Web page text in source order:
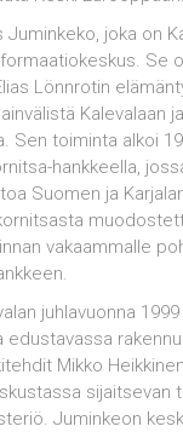
joka on
Se
Lönnrotin
Kalevalaan
Sen toiminta alkoi
hankkeella,
Suomen ja
vakaammalle
juhlavuonna
edustavassa
Mikko
sijaitsevan
Juminkeon